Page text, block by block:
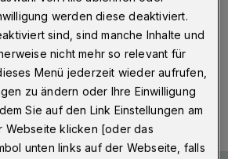
Eine Minute Lesezeit
werden diese deaktiviert.
sind, sind manche Inhalte und
nicht mehr so relevant für
Menü jederzeit wieder aufrufen,
zu ändern oder Ihre Einwilligung
Sie auf den Link Einstellungen am
Webseite klicken [oder das
unten links auf der Webseite, falls